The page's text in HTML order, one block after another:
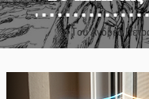
Του Ανδρέα